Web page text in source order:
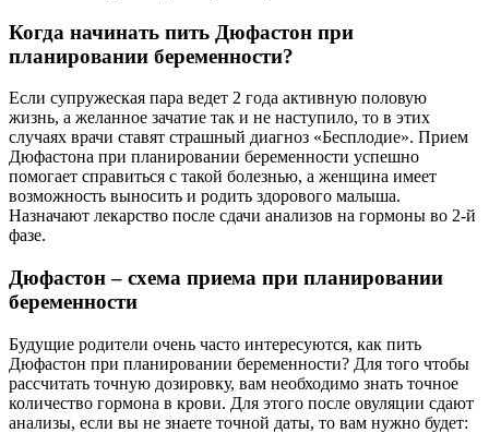
Когда начинать пить Дюфастон при
планировании беременности?
Если супружеская пара ведет 2 года активную половую
жизнь, а желанное зачатие так и не наступило, то в этих
случаях врачи ставят страшный диагноз «Бесплодие». Прием
Дюфастона при планировании беременности успешно
помогает справиться с такой болезнью, а женщина имеет
возможность выносить и родить здорового малыша.
Назначают лекарство после сдачи анализов на гормоны во 2-й
фазе.
Дюфастон – схема приема при планировании
беременности
Будущие родители очень часто интересуются, как пить
Дюфастон при планировании беременности? Для того чтобы
рассчитать точную дозировку, вам необходимо знать точное
количество гормона в крови. Для этого после овуляции сдают
анализы, если вы не знаете точной даты, то вам нужно будет: